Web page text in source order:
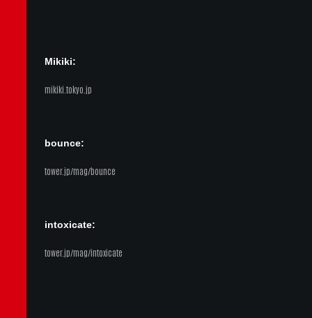
Mikiki:
mikiki.tokyo.jp
bounce:
tower.jp/mag/bounce
intoxicate:
tower.jp/mag/intoxicate